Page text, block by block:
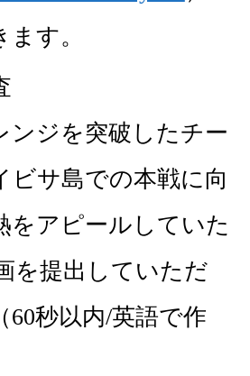
す。
ンジを突破したチー
ビサ島での本戦に向
をアピールしていた
を提出していただ
60秒以内/英語で作